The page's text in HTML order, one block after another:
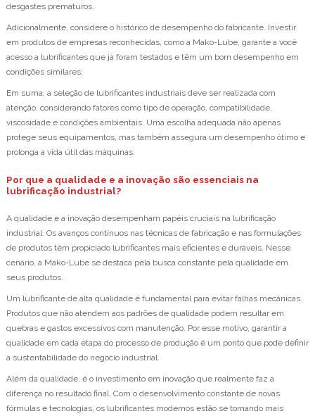
desgastes prematuros.
Adicionalmente, considere o histórico de desempenho do fabricante. Investir
em produtos de empresas reconhecidas, como a Mako-Lube, garante a você
acesso a lubrificantes que já foram testados e têm um bom desempenho em
condições similares.
Em suma, a seleção de lubrificantes industriais deve ser realizada com
atenção, considerando fatores como tipo de operação, compatibilidade,
viscosidade e condições ambientais. Uma escolha adequada não apenas
protege seus equipamentos, mas também assegura um desempenho ótimo e
prolonga a vida útil das máquinas.
Por que a qualidade e a inovação são essenciais na
lubrificação industrial?
A qualidade e a inovação desempenham papéis cruciais na lubrificação
industrial. Os avanços contínuos nas técnicas de fabricação e nas formulações
de produtos têm propiciado lubrificantes mais eficientes e duráveis. Nesse
cenário, a Mako-Lube se destaca pela busca constante pela qualidade em
seus produtos.
Um lubrificante de alta qualidade é fundamental para evitar falhas mecânicas.
Produtos que não atendem aos padrões de qualidade podem resultar em
quebras e gastos excessivos com manutenção. Por esse motivo, garantir a
qualidade em cada etapa do processo de produção é um ponto que pode definir
a sustentabilidade do negócio industrial.
Além da qualidade, é o investimento em inovação que realmente faz a
diferença no resultado final. Com o desenvolvimento constante de novas
fórmulas e tecnologias, os lubrificantes modernos estão se tornando mais